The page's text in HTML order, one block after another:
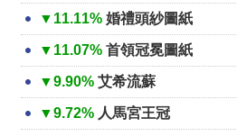
▼11.11% 婚禮頭紗圖紙
▼11.07% 首領冠冕圖紙
▼9.90% 艾希流蘇
▼9.72% 人馬宮王冠